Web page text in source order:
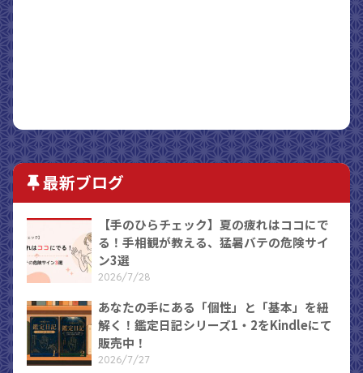
最新ブログ
【手のひらチェック】夏の疲れはココにで
る！手相観が教える、猛暑バテの危険サイ
ン3選
2026/7/28
あなたの手にある「個性」と「基本」を紐
解く！鑑定日記シリーズ1・2をKindleにて
販売中！
2026/7/27